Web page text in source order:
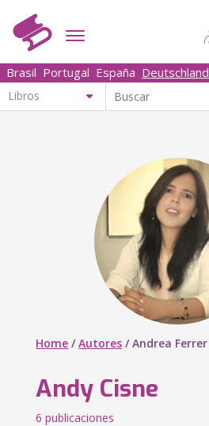
Brasil Portugal España Deutschland
Home /Autores /Andrea Ferrer
Andy Cisne
6 publicaciones